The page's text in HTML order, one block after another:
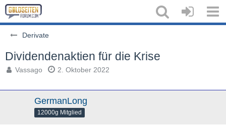
Derivate
Dividendenaktien für die Krise
Vassago 2. Oktober 2022
GermanLong
12000g Mitglied